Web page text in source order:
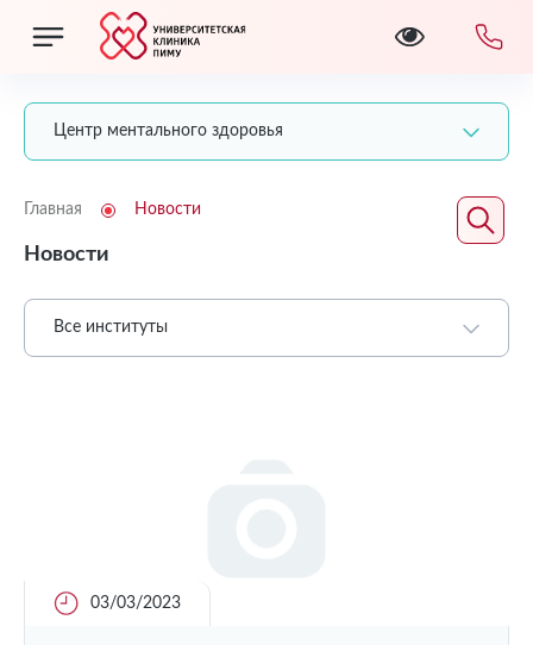
Центр ментального здоровья
Главная Новости
Новости
Все институты
03/03/2023